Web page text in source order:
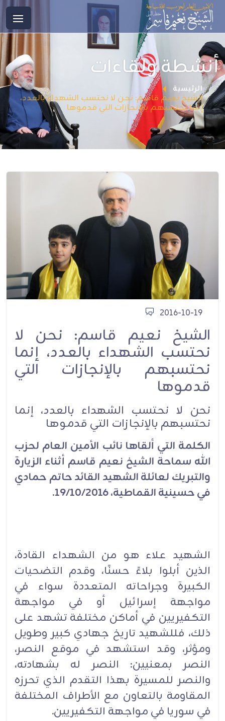
أنشطة ولقاءات
الرئيسية
الشيخ نعيم قاسم: نحن لا نحتسب الشهداء بالعدد،
إنما نحتسبهم بالإنجازات التي قدموها
2016-10-19
الشيخ نعيم قاسم: نحن لا
نحتسب الشهداء بالعدد، إنما
نحتسبهم بالإنجازات التي
قدموها
نحن لا نحتسب الشهداء بالعدد، إنما
نحتسبهم بالإنجازات التي قدموها
الكلمة التي ألقاها نائب الأمين العام لحزب
الله سماحة الشيخ نعيم قاسم أثناء الزيارة
والتبريك لعائلة الشهيد القائد حاتم حمادي
في حسينية القماطية، 19/10/2016.
الشهيد علاء هو من الشهداء القادة،
الذين أبلوا بلاءً حسنًا، وقدم التضحيات
الكبيرة وجراحاته المتعددة سواء في
مواجهة إسرائيل أو في مواجهة
التكفيريين في أماكن مختلفة تشهد على
ذلك، فللشهيد تاريخ جهادي كبير وطويل
ومؤثر، وقد استشهد في موقع النصر،
النصر بمعنيين: النصر له بشهادته،
والنصر للمسيرة بهذا التقدم الذي تحرزه
المقاومة بالتعاون مع الأطراف المختلفة
في سوريا في مواجهة التكفيريين.